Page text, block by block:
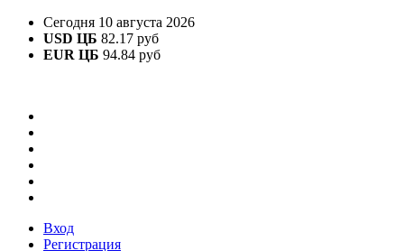
Сегодня 10 августа 2026
USD ЦБ 82.17 руб
EUR ЦБ 94.84 руб
Вход
Регистрация